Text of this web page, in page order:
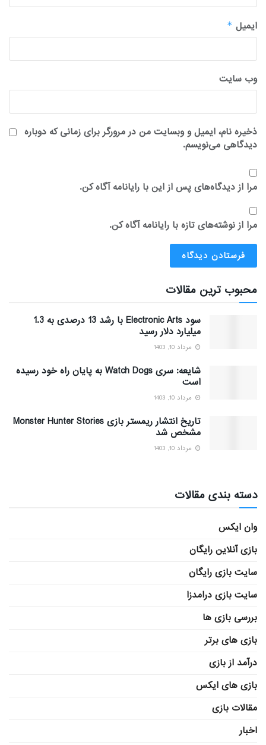
ایمیل *
وب‌ سایت
ذخیره نام، ایمیل و وبسایت من در مرورگر برای زمانی که دوباره
دیدگاهی می‌نویسم.
مرا از دیدگاه‌های پس از این با رایانامه آگاه کن.
مرا از نوشته‌های تازه با رایانامه آگاه کن.
محبوب ترین مقالات
سود Electronic Arts با رشد 13 درصدی به 1.3
میلیارد دلار رسید
مرداد 10, 1403
شایعه: سری Watch Dogs به پایان راه خود رسیده
است
مرداد 10, 1403
تاریخ انتشار ریمستر بازی Monster Hunter Stories
مشخص شد
مرداد 10, 1403
دسته بندی مقالات
وان ایکس
بازی آنلاین رایگان
سایت بازی رایگان
سایت بازی درامدزا
بررسی بازی ها
بازی های برتر
درآمد از بازی
بازی های ایکس
مقالات بازی
اخبار